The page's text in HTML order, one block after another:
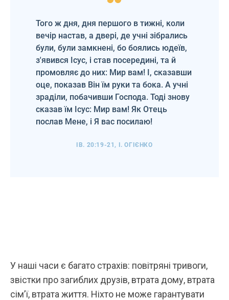
Того ж дня, дня першого в тижні, коли
вечір настав, а двері, де учні зібрались
були, були замкнені, бо боялись юдеїв,
з'явився Ісус, і став посередині, та й
промовляє до них: Мир вам! І, сказавши
оце, показав Він їм руки та бока. А учні
зраділи, побачивши Господа. Тоді знову
сказав їм Ісус: Мир вам! Як Отець
послав Мене, і Я вас посилаю!
ІВ. 20:19-21, І. ОГІЄНКО
У наші часи є багато страхів: повітряні тривоги,
звістки про загиблих друзів, втрата дому, втрата
сім’ї, втрата життя. Ніхто не може гарантувати